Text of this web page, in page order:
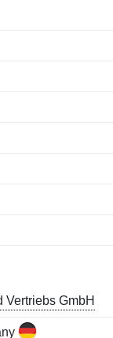
Vertriebs GmbH